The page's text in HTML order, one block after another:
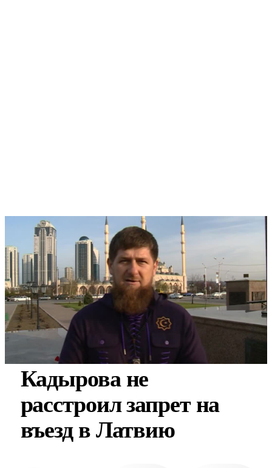
Кадырова не
расстроил запрет на
въезд в Латвию